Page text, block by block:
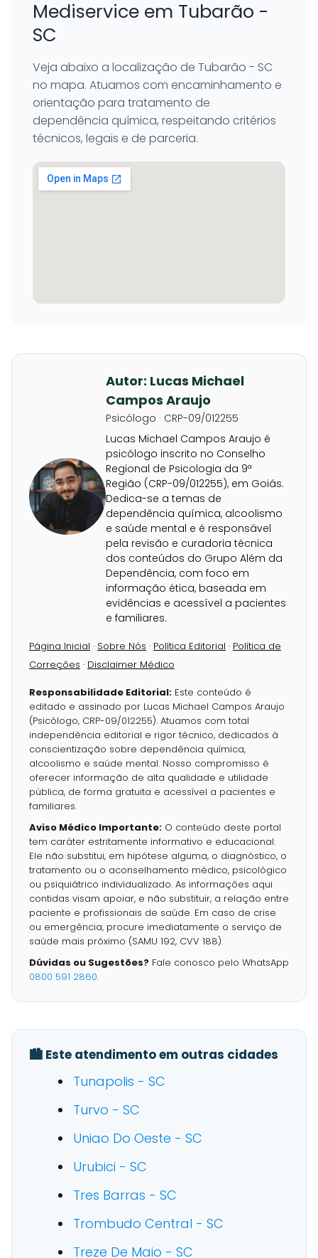
Mediservice em Tubarão -
SC
Veja abaixo a localização de Tubarão - SC
no mapa. Atuamos com encaminhamento e
orientação para tratamento de
dependência química, respeitando critérios
técnicos, legais e de parceria.
Autor: Lucas Michael
Campos Araujo
Psicólogo · CRP-09/012255
Lucas Michael Campos Araujo é
psicólogo inscrito no Conselho
Regional de Psicologia da 9ª
Região (CRP-09/012255), em Goiás.
Dedica-se a temas de
dependência química, alcoolismo
e saúde mental e é responsável
pela revisão e curadoria técnica
dos conteúdos do Grupo Além da
Dependência, com foco em
informação ética, baseada em
evidências e acessível a pacientes
e familiares.
Página Inicial · Sobre Nós · Política Editorial · Política de
Correções · Disclaimer Médico
Responsabilidade Editorial: Este conteúdo é
editado e assinado por Lucas Michael Campos Araujo
(Psicólogo, CRP-09/012255). Atuamos com total
independência editorial e rigor técnico, dedicados à
conscientização sobre dependência química,
alcoolismo e saúde mental. Nosso compromisso é
oferecer informação de alta qualidade e utilidade
pública, de forma gratuita e acessível a pacientes e
familiares.
Aviso Médico Importante: O conteúdo deste portal
tem caráter estritamente informativo e educacional.
Ele não substitui, em hipótese alguma, o diagnóstico, o
tratamento ou o aconselhamento médico, psicológico
ou psiquiátrico individualizado. As informações aqui
contidas visam apoiar, e não substituir, a relação entre
paciente e profissionais de saúde. Em caso de crise
ou emergência, procure imediatamente o serviço de
saúde mais próximo (SAMU 192, CVV 188).
Dúvidas ou Sugestões? Fale conosco pelo WhatsApp
0800 591 2860.
🏙️ Este atendimento em outras cidades
Tunapolis - SC
Turvo - SC
Uniao Do Oeste - SC
Urubici - SC
Tres Barras - SC
Trombudo Central - SC
Treze De Maio - SC